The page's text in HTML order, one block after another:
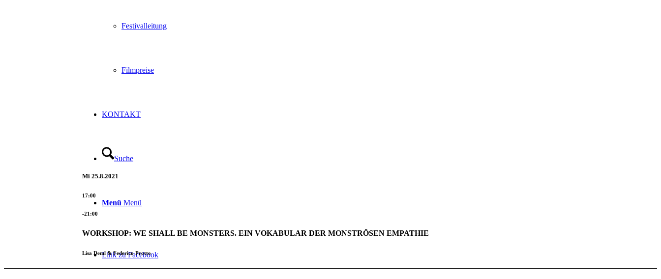
Festivalleitung
Filmpreise
KONTAKT
Suche
Menü Menü
Link zu Facebook
Mi 25.8.2021
17:00
-21:00
WORKSHOP: WE SHALL BE MONSTERS. EIN VOKABULAR DER MONSTRÖSEN EMPATHIE
Lisa Deml & Federico Protto